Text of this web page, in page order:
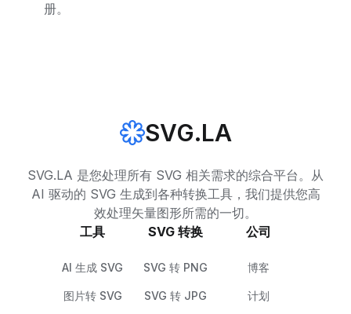
册。
SVG.LA
SVG.LA 是您处理所有 SVG 相关需求的综合平台。从
AI 驱动的 SVG 生成到各种转换工具，我们提供您高
效处理矢量图形所需的一切。
工具
AI 生成 SVG
图片转 SVG
SVG 转换
SVG 转 PNG
SVG 转 JPG
公司
博客
计划